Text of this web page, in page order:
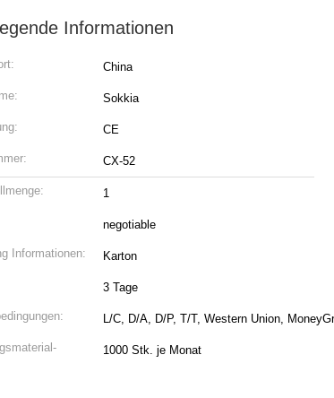
Informationen
China
Sokkia
CE
CX-52
1
negotiable
Informationen: Karton
3 Tage
L/C, D/A, D/P, T/T, Western Union,
1000 Stk. je Monat